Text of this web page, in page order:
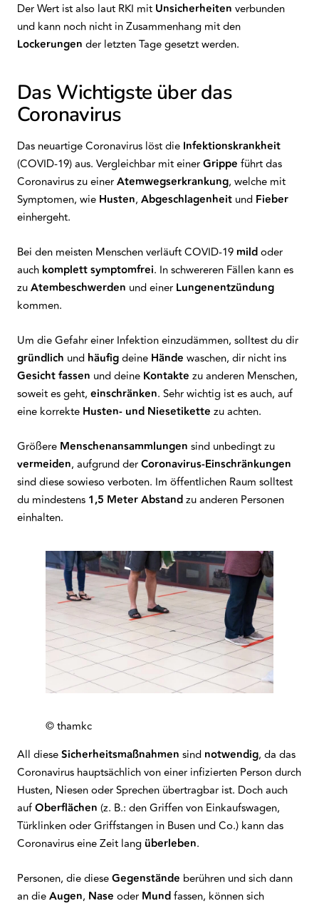
Der Wert ist also laut RKI mit Unsicherheiten verbunden
und kann noch nicht in Zusammenhang mit den
Lockerungen der letzten Tage gesetzt werden.
Das Wichtigste über das
Coronavirus
Das neuartige Coronavirus löst die Infektionskrankheit
(COVID-19) aus. Vergleichbar mit einerGrippe führt das
Coronavirus zu einerAtemwegserkrankung, welche mit
Symptomen, wie Husten, Abgeschlagenheit und Fieber
einhergeht.
Bei den meisten Menschen verläuft COVID-19 mildoder
auch komplettsymptomfrei. In schwereren Fällen kann es
zuAtembeschwerden und einer Lungenentzündung
kommen.
Um die Gefahr einer Infektion einzudämmen, solltest du dir
gründlich und häufigdeine Hände waschen, dir nicht ins
Gesichtfassen und deine Kontakte zu anderen Menschen,
soweit es geht, einschränken. Sehr wichtig ist es auch, auf
eine korrekte Husten- und Niesetikette zu achten.
Größere Menschenansammlungen sind unbedingt zu
vermeiden, aufgrund derCoronavirus-Einschränkungen
sind diese sowieso verboten. Im öffentlichen Raum solltest
du mindestens 1,5 Meter Abstandzu anderen Personen
einhalten.
© thamkc
All dieseSicherheitsmaßnahmen sind notwendig, da das
Coronavirus hauptsächlich von einer infizierten Person durch
Husten, Niesen oder Sprechen übertragbar ist. Doch auch
aufOberflächen (z. B.: den Griffen von Einkaufswagen,
Türklinken oder Griffstangen in Busen und Co.) kann das
Coronavirus eine Zeit lang überleben.
Personen, die dieseGegenstände berühren und sich dann
an dieAugen, Nase oder Mundfassen, können sich